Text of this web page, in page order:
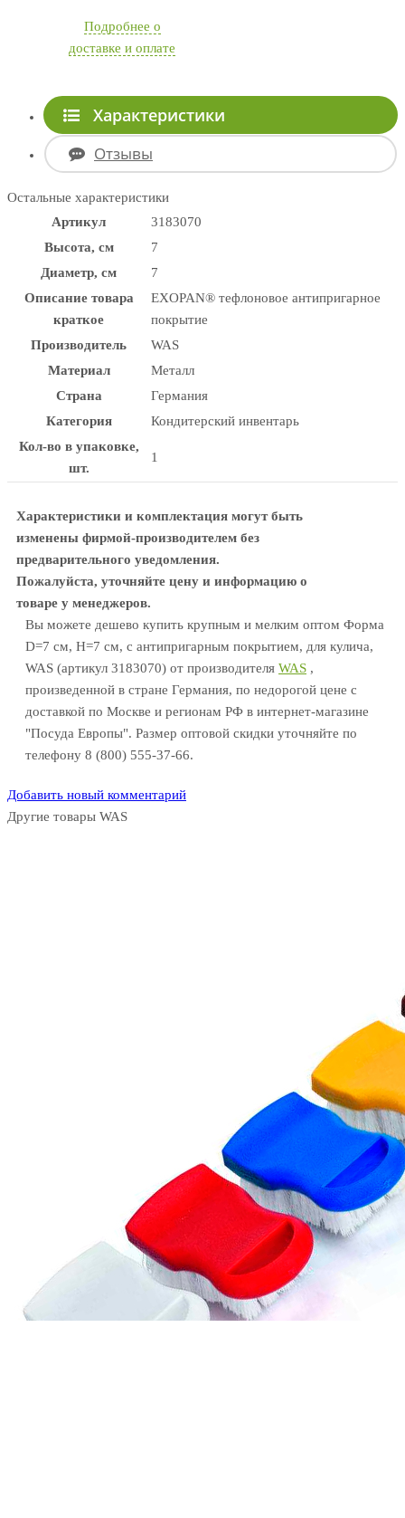
Подробнее о
доставке и оплате
Характеристики
Отзывы
Остальные характеристики
Артикул
3183070
Высота, см
7
Диаметр, см
7
Описание товара
краткое
EXOPAN® тефлоновое антипригарное
покрытие
Производитель
WAS
Материал
Металл
Страна
Германия
Категория
Кондитерский инвентарь
Кол-во в упаковке,
шт.
1
Характеристики и комплектация могут быть
изменены фирмой-производителем без
предварительного уведомления.
Пожалуйста, уточняйте цену и информацию о
товаре у менеджеров.
Вы можете дешево купить крупным и мелким оптом Форма
D=7 см, H=7 см, с антипригарным покрытием, для кулича,
WAS (артикул 3183070) от производителя WAS ,
произведенной в стране Германия, по недорогой цене с
доставкой по Москве и регионам РФ в интернет-магазине
"Посуда Европы". Размер оптовой скидки уточняйте по
телефону 8 (800) 555-37-66.
Добавить новый комментарий
Другие товары WAS